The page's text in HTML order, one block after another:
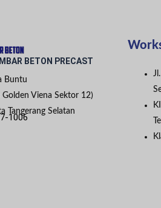
BETON PRECAST
Buntu
Viena Sektor 12)
Tangerang Selatan
1006